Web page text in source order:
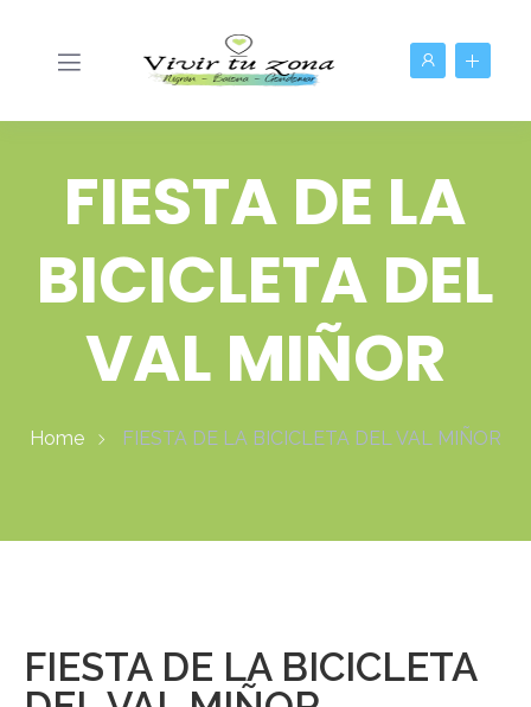
FIESTA DE LA
BICICLETA DEL
VAL MIÑOR
Home FIESTA DE LA BICICLETA DEL VAL MIÑOR
FIESTA DE LA BICICLETA